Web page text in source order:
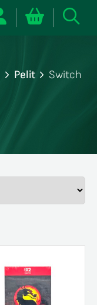
Pelit
Switch